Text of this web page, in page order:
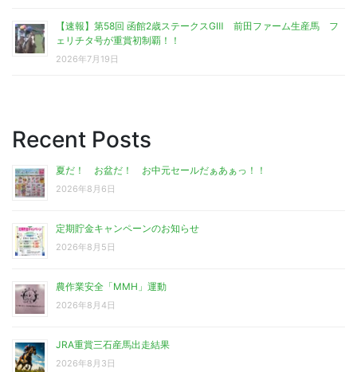
【速報】第58回 函館2歳ステークスGⅢ 前田ファーム生産馬 フ
ェリチタ号が重賞初制覇！！
2026年7月19日
Recent Posts
夏だ！ お盆だ！ お中元セールだぁあぁっ！！
2026年8月6日
定期貯金キャンペーンのお知らせ
2026年8月5日
農作業安全「MMH」運動
2026年8月4日
JRA重賞三石産馬出走結果
2026年8月3日